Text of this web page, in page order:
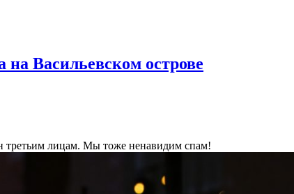
на Васильевском острове
третьим лицам. Мы тоже ненавидим спам!